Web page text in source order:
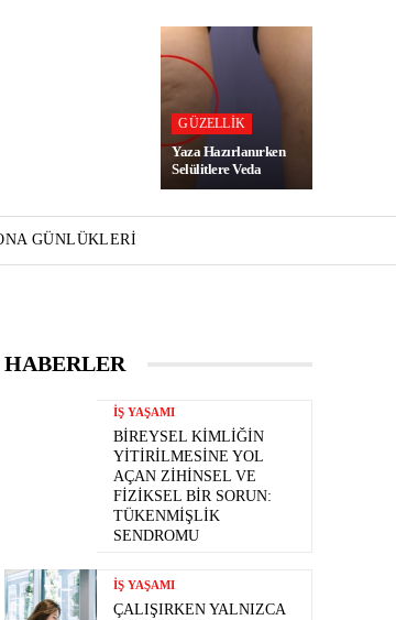
GÜZELLIK
Yaza Hazırlanırken
Selülitlere Veda
GÜNLÜKLERI
HABERLER
İŞ YAŞAMI
BIREYSEL KIMLIĞIN
YITIRILMESINE YOL
AÇAN ZIHINSEL VE
FIZIKSEL BIR SORUN:
TÜKENMIŞLIK
SENDROMU
İŞ YAŞAMI
ÇALIŞIRKEN YALNIZCA